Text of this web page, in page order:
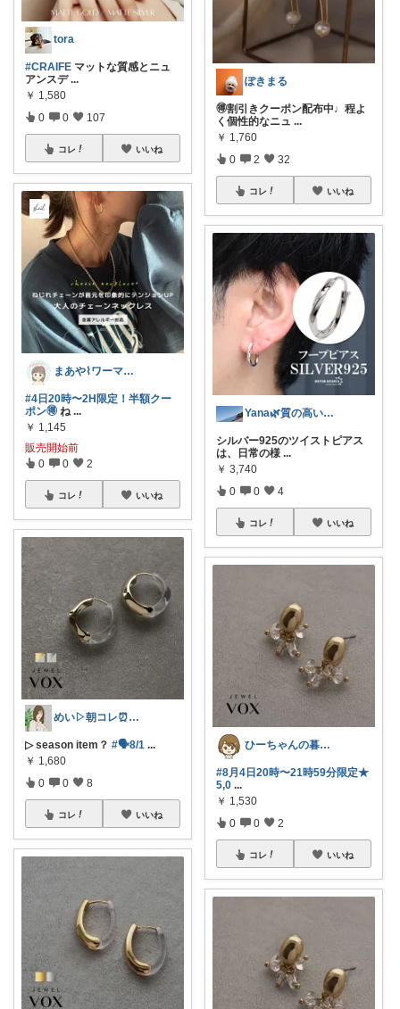
tora
#CRAIFE マットな質感とニュ
アンスデ ...
￥ 1,580
0 0 107
コレ いいね
まあや⌇ワーママの暮らしとインテリア𓍯
#4日20時〜2H限定！半額クー
ポン🉐 ね ...
￥ 1,145
販売開始前
0 0 2
コレ いいね
めい▷朝コレ⏰コメ挨拶不要🌿
▷ season item？ #🗣️8/1 ...
￥ 1,680
0 0 8
コレ いいね
ぽきまる
🉐割引きクーポン配布中♩程よ
く個性的なニュ ...
￥ 1,760
0 2 32
コレ いいね
Yana🌿質の高い暮らしのROOM
シルバー925のツイストピアス
は、日常の様 ...
￥ 3,740
0 0 4
コレ いいね
ひーちゃんの暮らしと服ROOM🌷
#8月4日20時〜21時59分限定★
5,0 ...
￥ 1,530
0 0 2
コレ いいね